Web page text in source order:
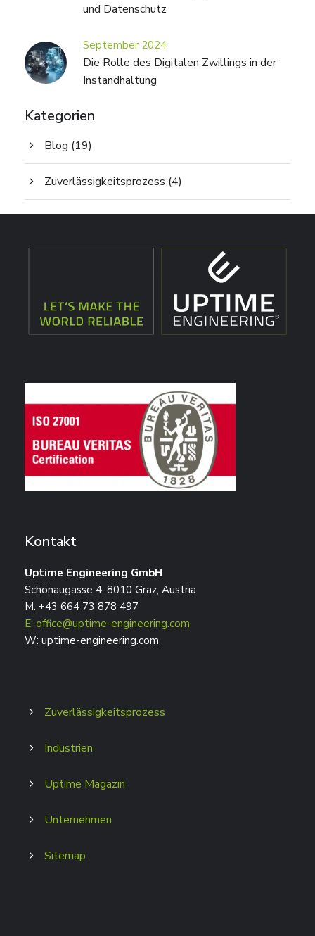
und Datenschutz
September 2024
Die Rolle des Digitalen Zwillings in der
Instandhaltung
Kategorien
Blog (19)
Zuverlässigkeitsprozess (4)
Kontakt
Uptime Engineering GmbH
Schönaugasse 4, 8010 Graz, Austria
M: +43 664 73 878 497
E: office@uptime-engineering.com
W: uptime-engineering.com
Zuverlässigkeitsprozess
Industrien
Uptime Magazin
Unternehmen
Sitemap